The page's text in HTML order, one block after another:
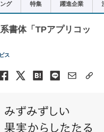
グ 特集 躍進企業
書体「TPアプリコッ
ス